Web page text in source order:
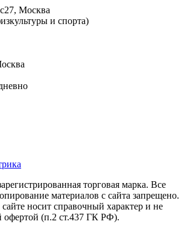
Москва
и спорта)
торговая марка. Все
материалов с сайта запрещено.
носит справочный характер и не
офертой (п.2 ст.437 ГК РФ).